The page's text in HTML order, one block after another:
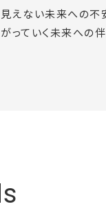
見えない未来への不
がっていく未来への